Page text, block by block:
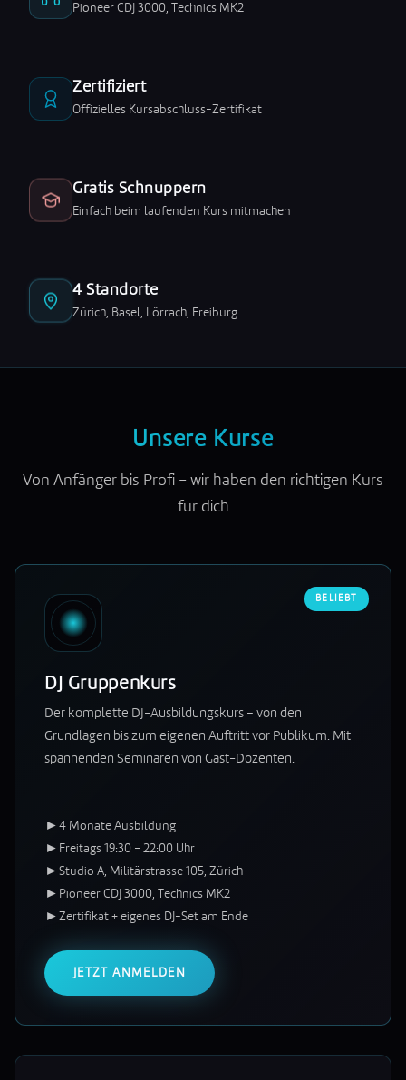
Pioneer CDJ 3000, Technics MK2
Zertifiziert
Offizielles Kursabschluss-Zertifikat
Gratis Schnuppern
Einfach beim laufenden Kurs mitmachen
4 Standorte
Zürich, Basel, Lörrach, Freiburg
Unsere Kurse
Von Anfänger bis Profi – wir haben den richtigen Kurs
für dich
BELIEBT
DJ Gruppenkurs
Der komplette DJ-Ausbildungskurs – von den
Grundlagen bis zum eigenen Auftritt vor Publikum. Mit
spannenden Seminaren von Gast-Dozenten.
► 4 Monate Ausbildung
► Freitags 19:30 – 22:00 Uhr
► Studio A, Militärstrasse 105, Zürich
► Pioneer CDJ 3000, Technics MK2
► Zertifikat + eigenes DJ-Set am Ende
JETZT ANMELDEN